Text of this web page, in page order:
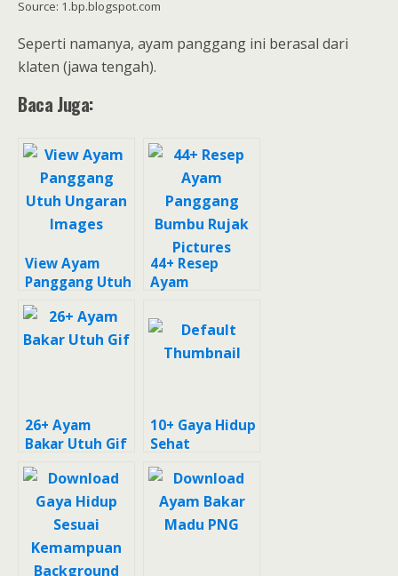
Source: 1.bp.blogspot.com
Seperti namanya, ayam panggang ini berasal dari
klaten (jawa tengah).
Baca Juga:
View Ayam
Panggang Utuh
Ungaran
Images
44+ Resep
Ayam
Bumbu Rujak
Pictures
26+ Ayam
Bakar Utuh Gif
10+ Gaya Hidup
Sehat
Background